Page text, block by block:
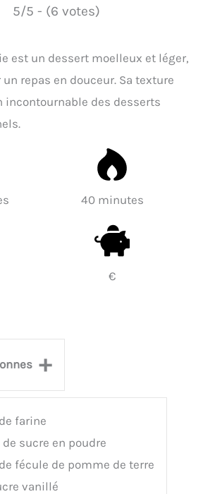
5/5 - (6 votes)
est un dessert moelleux et léger,
repas en douceur. Sa texture
incontournable des desserts
40 minutes
€
+
de farine
de sucre en poudre
de fécule de pomme de terre
vanillé